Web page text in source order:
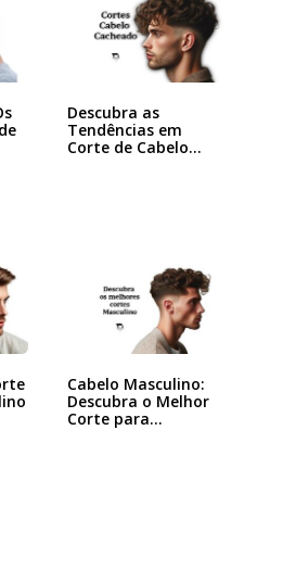
Descubra as
Tendências em
Corte de Cabelo
Cabelo Masculino:
Descubra o Melhor
Corte para…